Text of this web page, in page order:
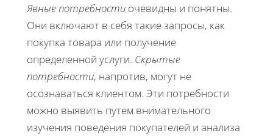
Явные потребности очевидны и понятны.
Они включают в себя такие запросы, как
покупка товара или получение
определенной услуги. Скрытые
потребности, напротив, могут не
осознаваться клиентом. Эти потребности
можно выявить путем внимательного
изучения поведения покупателей и анализа